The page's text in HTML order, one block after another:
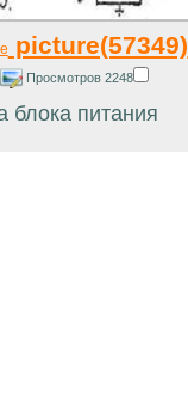
picture(57349)
Просмотров 2248
блока питания